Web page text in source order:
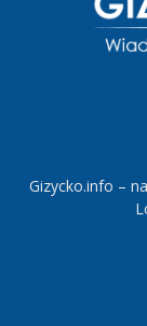
Gizycko.info –